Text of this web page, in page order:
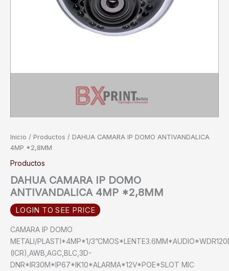
Inicio / Productos / DAHUA CAMARA IP DOMO ANTIVANDALICA
4MP *2,8MM
Productos
DAHUA CAMARA IP DOMO
ANTIVANDALICA 4MP *2,8MM
LOGIN TO SEE PRICE
CAMARA IP DOMO
METALI/PLASTI*4MP*1/
(ICR),AWB,AGC,BLC,3D-
DNR*IR30M*IP67*IK10*ALARMA*12V*POE*SLOT MIC